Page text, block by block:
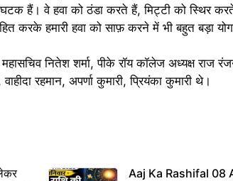
हैं। वे हवा को ठंडा करते हैं, मिट्टी को स्थिर
करके हमारी हवा को साफ़ करने में भी बहुत बड़ा
नितेश शर्मा, पीके रॉय कॉलेज अध्यक्ष राज
रहमान, अपर्णा कुमारी, प्रियंका कुमारी थे।
Aaj Ka Rashifal 08